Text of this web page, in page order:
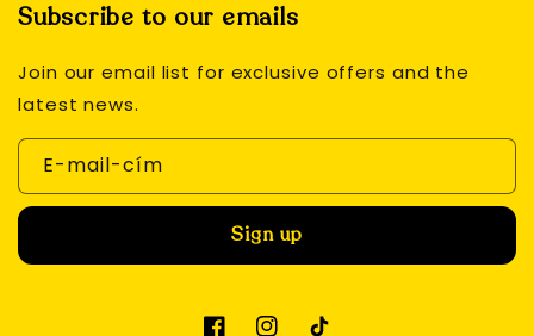
Subscribe to our emails
Join our email list for exclusive offers and the
latest news.
E-mail-cím
Sign up